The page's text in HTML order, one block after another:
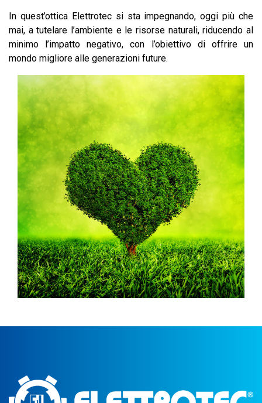
In quest’ottica Elettrotec si sta impegnando, oggi più che
mai, a tutelare l’ambiente e le risorse naturali, riducendo al
minimo l’impatto negativo, con l’obiettivo di offrire un
mondo migliore alle generazioni future.